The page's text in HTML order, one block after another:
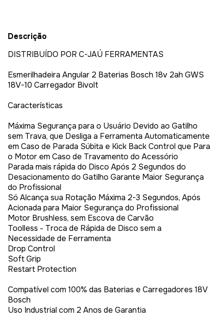
Descrição
DISTRIBUÍDO POR C-JAÚ FERRAMENTAS
Esmerilhadeira Angular 2 Baterias Bosch 18v 2ah GWS
18V-10 Carregador Bivolt
Características
Máxima Segurança para o Usuário Devido ao Gatilho
sem Trava, que Desliga a Ferramenta Automaticamente
em Caso de Parada Súbita e Kick Back Control que Para
o Motor em Caso de Travamento do Acessório
Parada mais rápida do Disco Após 2 Segundos do
Desacionamento do Gatilho Garante Maior Segurança
do Profissional
Só Alcança sua Rotação Máxima 2-3 Segundos, Após
Acionada para Maior Segurança do Profissional
Motor Brushless, sem Escova de Carvão
Toolless - Troca de Rápida de Disco sem a
Necessidade de Ferramenta
Drop Control
Soft Grip
Restart Protection
Compatível com 100% das Baterias e Carregadores 18V
Bosch
Uso Industrial com 2 Anos de Garantia